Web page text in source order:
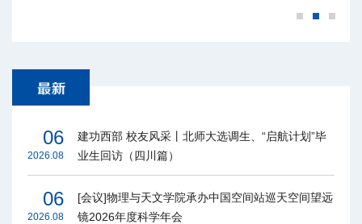
06
2026.08
建功西部 校友风采丨北师大选调生、“启航计划”毕
业生回访（四川篇）
06
2026.08
[会议]物理与天文学院承办中国空间站巡天空间望远
镜2026年度科学年会